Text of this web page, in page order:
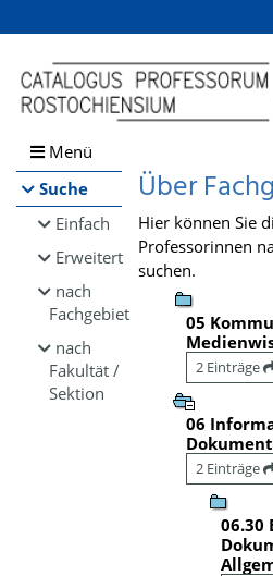
Browsen
direkt zum Inhalt
Menü
Suche
Einfach
Erweitert
nach
Fachgebiet
nach
Fakultät /
Sektion
Über
Hier können Sie
Professorinnen
suchen.
05
2 Einträge
06
2 Einträge
06.30